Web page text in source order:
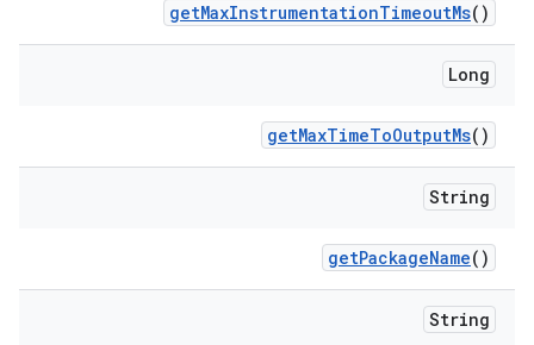
getMaxInstrumentationTimeoutMs()
Long
getMaxTimeToOutputMs()
String
getPackageName()
String